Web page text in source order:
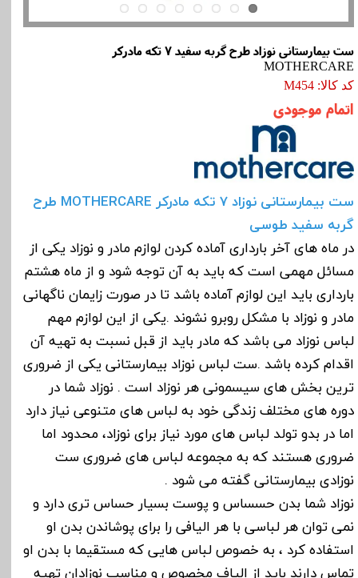
ست بیمارستانی نوزاد طرح گربه سفید 7 تکه مادرکر
MOTHERCARE
کد کالا: M454
اتمام موجودی
ست بیمارستانی نوزاد 7 تکه مادرکر MOTHERCARE طرح
گربه سفید طوسی
در ماه های آخر بارداری آماده کردن لوازم مادر و نوزاد یکی از
مسائل مهمی است که باید به آن توجه شود و از ماه هشتم
بارداری باید این لوازم آماده باشد تا در صورت زایمان ناگهانی
مادر و نوزاد با مشکل روبرو نشوند .یکی از این لوازم مهم
لباس نوزاد می باشد که مادر باید از قبل نسبت به تهیه آن
اقدام کرده باشد .ست لباس نوزاد بیمارستانی یکی از ضروری
ترین بخش های سیسمونی هر نوزاد است . نوزاد شما در
دوره های مختلف زندگی خود به لباس های متنوعی نیاز دارد
اما در بدو تولد لباس های مورد نیاز برای نوزاد، محدود اما
ضروری هستند که به مجموعه لباس های ضروری ست
نوزادی بیمارستانی گفته می شود .
نوزاد شما بدن حسساس و پوست بسیار حساس تری دارد و
نمی توان هر لباسی با هر الیافی را برای پوشاندن بدن او
استفاده کرد ، به خصوص لباس هایی که مستقیما با بدن او
تماس دارند باید از الیاف مخصوص و مناسب نوزادان تهیه